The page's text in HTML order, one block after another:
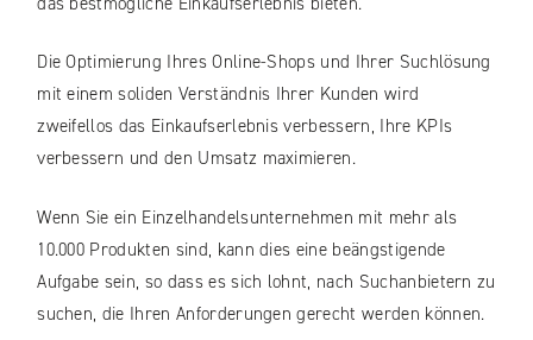
Die Optimierung Ihres Online-Shops und Ihrer Suchlösung
mit einem soliden Verständnis Ihrer Kunden wird
zweifellos das Einkaufserlebnis verbessern, Ihre KPIs
verbessern und den Umsatz maximieren.
Wenn Sie ein Einzelhandelsunternehmen mit mehr als
10.000 Produkten sind, kann dies eine beängstigende
Aufgabe sein, so dass es sich lohnt, nach Suchanbietern zu
suchen, die Ihren Anforderungen gerecht werden können.